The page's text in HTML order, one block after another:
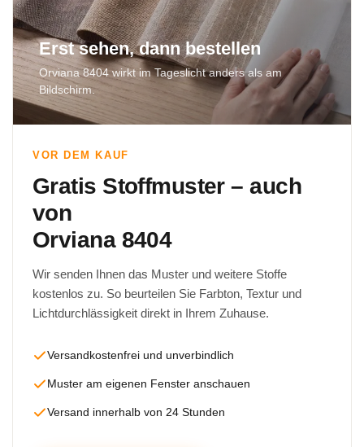
Erst sehen, dann bestellen
Orviana 8404 wirkt im Tageslicht anders als am
Bildschirm.
VOR DEM KAUF
Gratis Stoffmuster – auch
von
Orviana 8404
Wir senden Ihnen das Muster und weitere Stoffe
kostenlos zu. So beurteilen Sie Farbton, Textur und
Lichtdurchlässigkeit direkt in Ihrem Zuhause.
Versandkostenfrei und unverbindlich
Muster am eigenen Fenster anschauen
Versand innerhalb von 24 Stunden